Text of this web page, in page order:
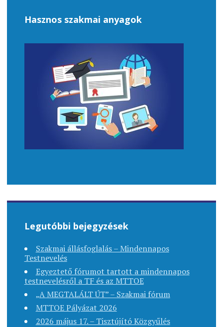
Hasznos szakmai anyagok
Legutóbbi bejegyzések
Szakmai állásfoglalás – Mindennapos
Testnevelés
Egyeztető fórumot tartott a mindennapos
testnevelésről a TF és az MTTOE
„A MEGTALÁLT ÚT” – Szakmai fórum
MTTOE Pályázat 2026
2026 május 17. – Tisztújító Közgyűlés